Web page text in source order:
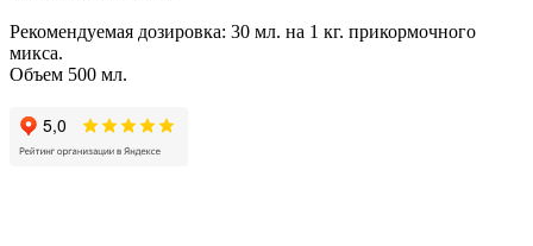
Рекомендуемая дозировка: 30 мл. на 1 кг. прикормочного
микса.
Объем 500 мл.